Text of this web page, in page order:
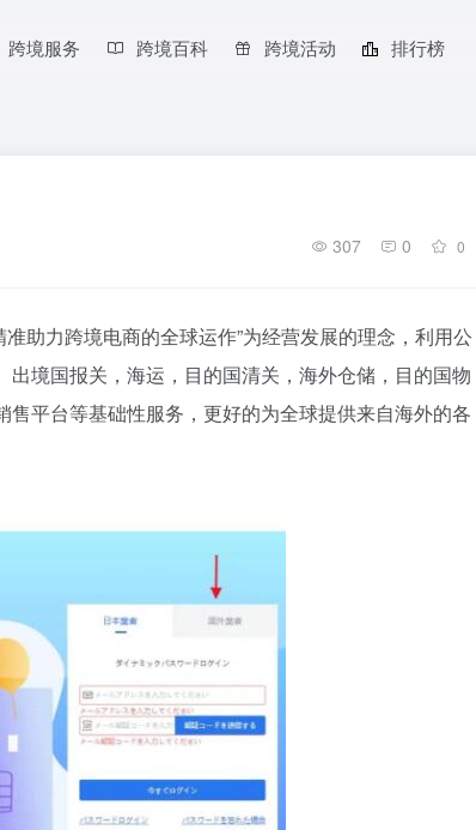
跨境服务 跨境百科 跨境活动 排行榜
307 0 0
助力跨境电商的全球运作”为经营发展的理念，利用公
境国报关，海运，目的国清关，海外仓储，目的国物
平台等基础性服务，更好的为全球提供来自海外的各